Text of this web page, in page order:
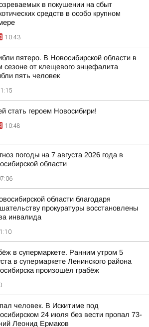
в покушении на сбыт
средств в особо крупном
10:43
пятеро. В Новосибирской области в
сезоне от клещевого энцефалита
пять человек
стать героем Новосибири!
10:48
погоды на 7 августа 2026 года в
области
области благодаря
прокуратуры восстановлены
инвалида
в супермаркете. Ранним утром 5
в супермаркете Ленинского района
произошёл грабёж
человек. В Искитиме под
24 июля без вести пропал 73-
Леонид Ермаков